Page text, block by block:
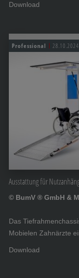
Download
Professional 28.10.2024
Ausstattung für
© BumV ® GmbH &
Das
Mobielen Zahnärzte
Download